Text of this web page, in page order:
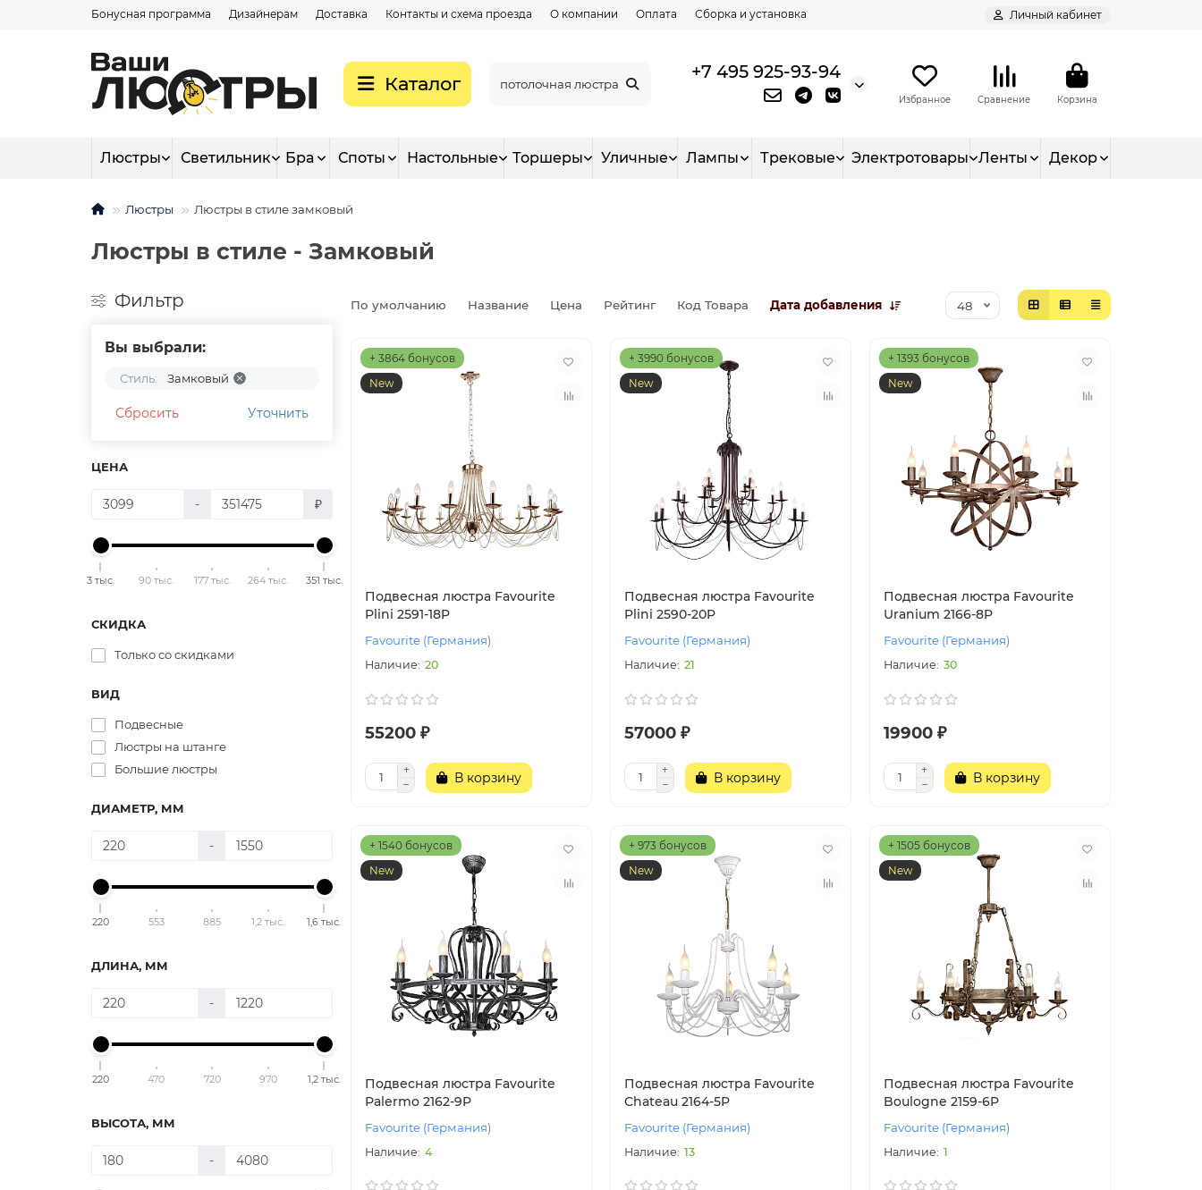
Бонусная программа Дизайнерам Доставка Контакты и схема проезда О компании Оплата Сборка и установка Личный кабинет
Каталог
+7 495 925-93-94
Избранное Сравнение Корзина
Люстры Светильник Бра Споты Настольные Торшеры Уличные Лампы Трековые Электротовары Ленты Декор
Люстры Люстры в стиле замковый
Люстры в стиле - Замковый
Фильтр
Вы выбрали:
Стиль: Замковый
Сбросить Уточнить
ЦЕНА
- ₽
3 тыс. 90 тыс. 177 тыс. 264 тыс. 351 тыс.
СКИДКА
Только со cкидками
ВИД
Подвесные
Люстры на штанге
Большие люстры
ДИАМЕТР, ММ
-
220 553 885 1,2 тыс. 1,6 тыс.
ДЛИНА, ММ
-
220 470 720 970 1,2 тыс.
ВЫСОТА, ММ
-
По умолчанию Название Цена Рейтинг Код Товара Дата добавления
+ 3864 бонусов
New
Подвесная люстра Favourite
Plini 2591-18P
Favourite (Германия)
20
55200 ₽
В корзину
+ 3990 бонусов
New
Подвесная люстра Favourite
Plini 2590-20P
Favourite (Германия)
21
57000 ₽
В корзину
+ 1393 бонусов
New
Подвесная люстра Favourite
Uranium 2166-8P
Favourite (Германия)
30
19900 ₽
В корзину
+ 1540 бонусов
New
Подвесная люстра Favourite
Palermo 2162-9P
Favourite (Германия)
4
+ 973 бонусов
New
Подвесная люстра Favourite
Chateau 2164-5P
Favourite (Германия)
13
+ 1505 бонусов
New
Подвесная люстра Favourite
Boulogne 2159-6P
Favourite (Германия)
1